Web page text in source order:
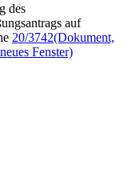
des
auf
20/3742(Dokument,
Fenster)